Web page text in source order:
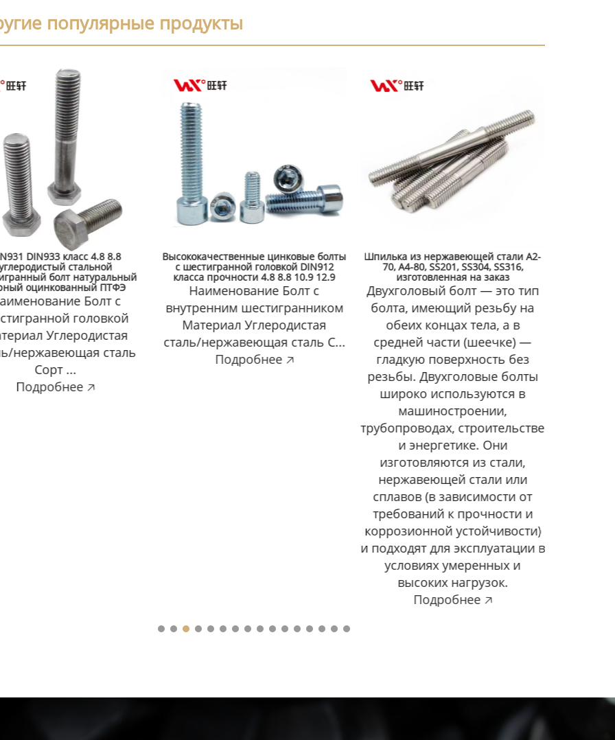
популярные продукты
DIN933 класс 4.8 8.8
стальной
болт натуральный
оцинкованный ПТФЭ
Болт с
головкой
Углеродистая
нержавеющая сталь
Сорт ...
Подробнее 🡥
Высококачественные цинковые болты
с шестигранной головкой DIN912
класса прочности 4.8 8.8 10.9 12.9
Наименование Болт с
внутренним шестигранником
Материал Углеродистая
сталь/нержавеющая сталь С...
Подробнее 🡥
Шпилька из нержавеющей стали A2-
70, A4-80, SS201, SS304, SS316,
изготовленная на заказ
Двухголовый болт — это тип
болта, имеющий резьбу на
обеих концах тела, а в
средней части (шеечке) —
гладкую поверхность без
резьбы. Двухголовые болты
широко используются в
машиностроении,
трубопроводах, строительстве
и энергетике. Они
изготовляются из стали,
нержавеющей стали или
сплавов (в зависимости от
требований к прочности и
коррозионной устойчивости)
и подходят для эксплуатации в
условиях умеренных и
высоких нагрузок.
Подробнее 🡥